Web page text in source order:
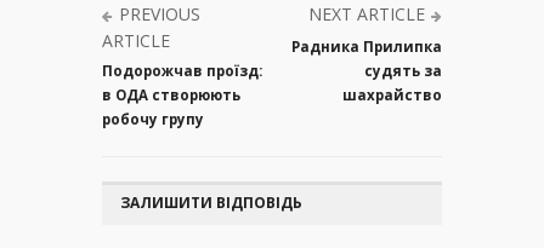
PREVIOUS
ARTICLE
Подорожчав проїзд:
в ОДА створюють
робочу групу
NEXT ARTICLE
Радника Прилипка
судять за
шахрайство
ЗАЛИШИТИ ВІДПОВІДЬ